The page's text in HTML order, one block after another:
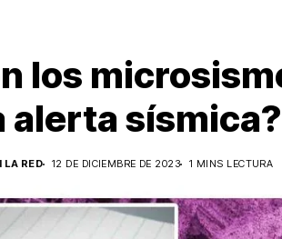
los
alerta sísmica?
LA RED 12 DE DICIEMBRE DE 2023 1 MINS LECTURA